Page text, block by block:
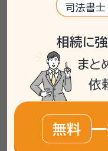
遺産分割 相続登記
父母の続いた
変更に悩む
相談者は昨年11月に
亡くし、相続手続き
た。不動産として家屋
り、遺言書はなく、妹
ています。特に家屋
共有にできるかどう
司法書
相続に
まと
依
無料